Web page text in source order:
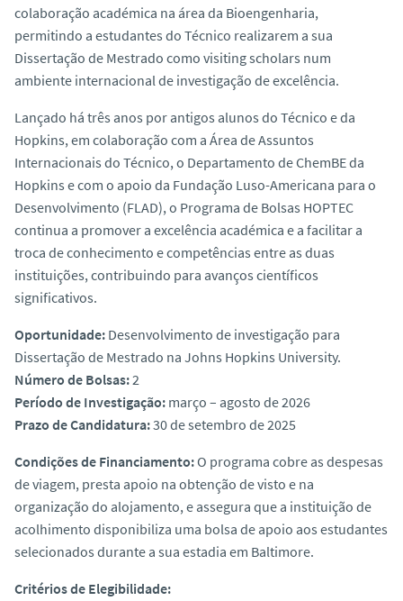
colaboração académica na área da Bioengenharia,
permitindo a estudantes do Técnico realizarem a sua
Dissertação de Mestrado como visiting scholars num
ambiente internacional de investigação de excelência.
Lançado há três anos por antigos alunos do Técnico e da
Hopkins, em colaboração com a Área de Assuntos
Internacionais do Técnico, o Departamento de ChemBE da
Hopkins e com o apoio da Fundação Luso-Americana para o
Desenvolvimento (FLAD), o Programa de Bolsas HOPTEC
continua a promover a excelência académica e a facilitar a
troca de conhecimento e competências entre as duas
instituições, contribuindo para avanços científicos
significativos.
Oportunidade: Desenvolvimento de investigação para
Dissertação de Mestrado na Johns Hopkins University.
Número de Bolsas:2
Período de Investigação: março – agosto de 2026
Prazo de Candidatura:30 de setembro de 2025
Condições de Financiamento:O programa cobre as despesas
de viagem, presta apoio na obtenção de visto e na
organização do alojamento, e assegura que a instituição de
acolhimento disponibiliza uma bolsa de apoio aos estudantes
selecionados durante a sua estadia em Baltimore.
Critérios de Elegibilidade: